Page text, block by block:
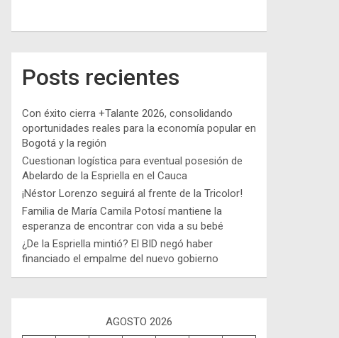
Posts recientes
Con éxito cierra +Talante 2026, consolidando
oportunidades reales para la economía popular en
Bogotá y la región
Cuestionan logística para eventual posesión de
Abelardo de la Espriella en el Cauca
¡Néstor Lorenzo seguirá al frente de la Tricolor!
Familia de María Camila Potosí mantiene la
esperanza de encontrar con vida a su bebé
¿De la Espriella mintió? El BID negó haber
financiado el empalme del nuevo gobierno
AGOSTO 2026